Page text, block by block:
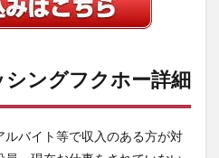
ングフクホー詳細
バイト等で収入のある方が対